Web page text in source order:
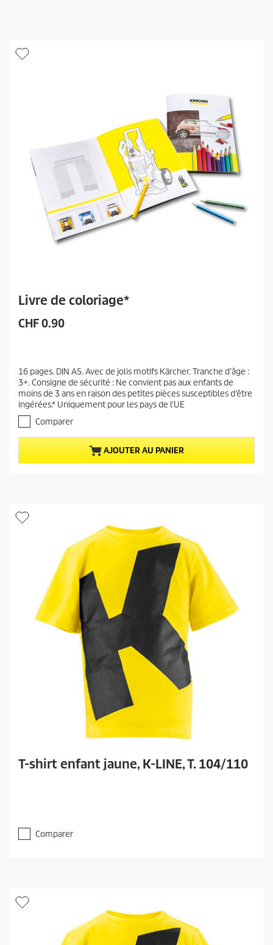
o
d
Livre de coloriage*
P
a
c
t
u
e
l
d
o
d
CHF 0.90
16 pages. DIN A5. Avec de jolis motifs Kärcher. Tranche d’âge :
3+. Consigne de sécurité : Ne convient pas aux enfants de
moins de 3 ans en raison des petites pièces susceptibles d’être
ingérées.* Uniquement pour les pays de l’UE
Comparer
AJOUTER AU PANIER
T-shirt enfant jaune, K-LINE, T. 104/110
Comparer